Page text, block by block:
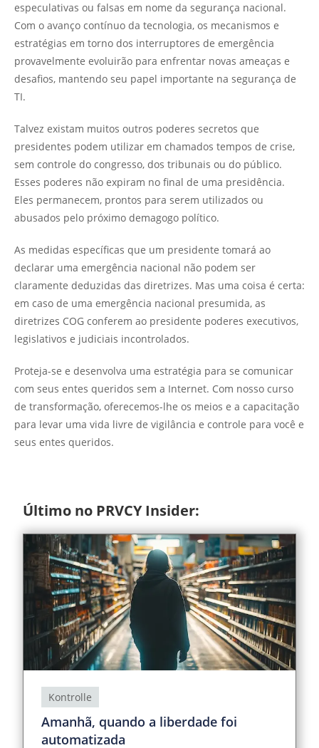
especulativas ou falsas em nome da segurança nacional.
Com o avanço contínuo da tecnologia, os mecanismos e
estratégias em torno dos interruptores de emergência
provavelmente evoluirão para enfrentar novas ameaças e
desafios, mantendo seu papel importante na segurança de
TI.
Talvez existam muitos outros poderes secretos que
presidentes podem utilizar em chamados tempos de crise,
sem controle do congresso, dos tribunais ou do público.
Esses poderes não expiram no final de uma presidência.
Eles permanecem, prontos para serem utilizados ou
abusados pelo próximo demagogo político.
As medidas específicas que um presidente tomará ao
declarar uma emergência nacional não podem ser
claramente deduzidas das diretrizes. Mas uma coisa é certa:
em caso de uma emergência nacional presumida, as
diretrizes COG conferem ao presidente poderes executivos,
legislativos e judiciais incontrolados.
Proteja-se e desenvolva uma estratégia para se comunicar
com seus entes queridos sem a Internet. Com nosso curso
de transformação, oferecemos-lhe os meios e a capacitação
para levar uma vida livre de vigilância e controle para você e
seus entes queridos.
Último no PRVCY Insider:
Kontrolle
Amanhã, quando a liberdade foi
automatizada